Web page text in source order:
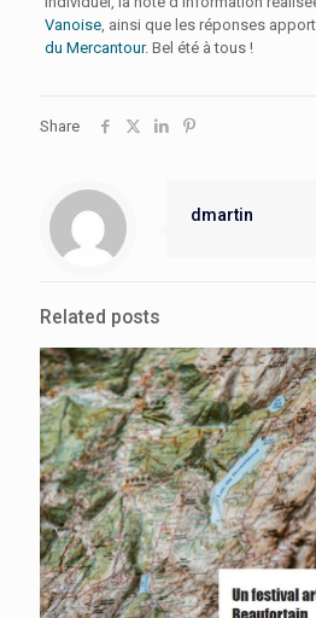
Vanoise, ainsi que les réponses
du Mercantour. Bel été à tous !
Share
dmartin
Related posts